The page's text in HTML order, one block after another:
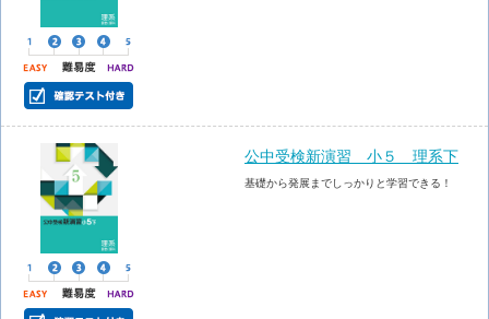
公中受検新演習 小５ 理系下
基礎から発展までしっかりと学習できる！